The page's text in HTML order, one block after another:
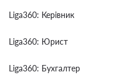
Liga360: Керівник
Liga360: Юрист
Liga360: Бухгалтер